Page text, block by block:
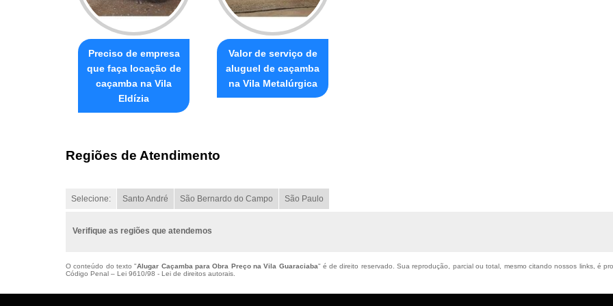
Preciso de empresa
que faça locação de
caçamba na Vila
Eldízia
Valor de serviço de
aluguel de caçamba
na Vila Metalúrgica
Regiões de Atendimento
Selecione: Santo André São Bernardo do Campo São Paulo
Verifique as regiões que atendemos
O conteúdo do texto "Alugar Caçamba para Obra Preço na Vila Guaraciaba" é de direito reservado. Sua reprodução, parcial ou total, mesmo citando nossos links, é
Código Penal – Lei 9610/98 - Lei de direitos autorais